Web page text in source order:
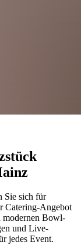
Sie sich für
Catering-Angebot
modernen Bowl-
und Live-
jedes Event.